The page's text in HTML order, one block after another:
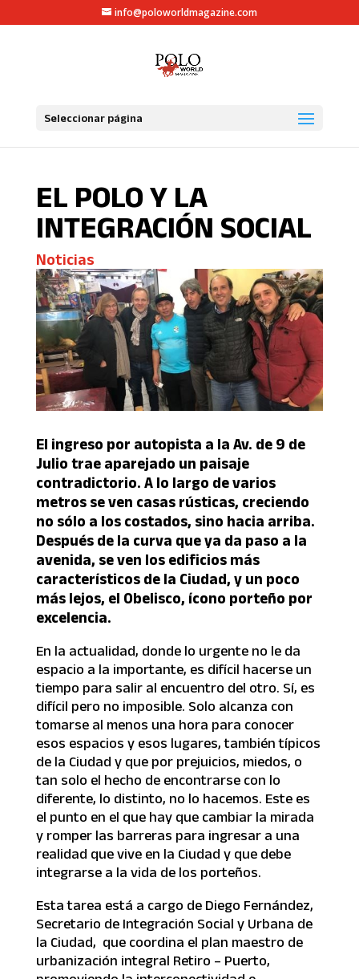
info@poloworldmagazine.com
Seleccionar página
EL POLO Y LA
INTEGRACIÓN SOCIAL
Noticias
El ingreso por autopista a la Av. de 9 de
Julio trae aparejado un paisaje
contradictorio. A lo largo de varios
metros se ven casas rústicas, creciendo
no sólo a los costados, sino hacia arriba.
Después de la curva que ya da paso a la
avenida, se ven los edificios más
característicos de la Ciudad, y un poco
más lejos, el Obelisco, ícono porteño por
excelencia.
En la actualidad, donde lo urgente no le da
espacio a la importante, es difícil hacerse un
tiempo para salir al encuentro del otro. Sí, es
difícil pero no imposible. Solo alcanza con
tomarse al menos una hora para conocer
esos espacios y esos lugares, también típicos
de la Ciudad y que por prejuicios, miedos, o
tan solo el hecho de encontrarse con lo
diferente, lo distinto, no lo hacemos. Este es
el punto en el que hay que cambiar la mirada
y romper las barreras para ingresar a una
realidad que vive en la Ciudad y que debe
integrarse a la vida de los porteños.
Esta tarea está a cargo de Diego Fernández,
Secretario de Integración Social y Urbana de
la Ciudad, que coordina el plan maestro de
urbanización integral Retiro – Puerto,